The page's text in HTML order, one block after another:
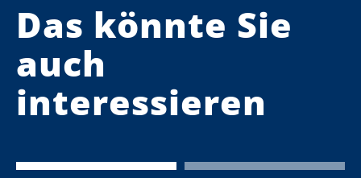
Das könnte Sie
auch
interessieren